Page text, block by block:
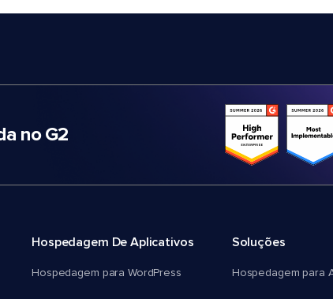
no G2
Hospedagem De Aplicativos
Hospedagem para WordPress
Soluções
Hospedagem para